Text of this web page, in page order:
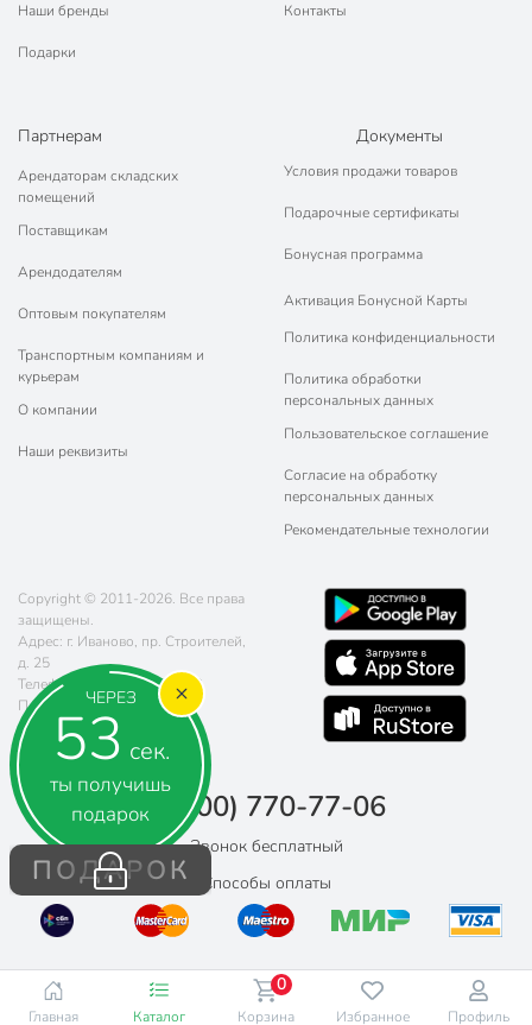
ЧЕРЕЗ
51 сек.
ты получишь
подарок
ПОДАРОК
Наши бренды
Подарки
Контакты
Партнерам
Арендаторам складских
помещений
Поставщикам
Арендодателям
Оптовым покупателям
Транспортным компаниям и
курьерам
О компании
Наши реквизиты
Документы
Условия продажи товаров
Подарочные сертификаты
Бонусная программа
Активация Бонусной Карты
Политика конфиденциальности
Политика обработки
персональных данных
Пользовательское соглашение
Согласие на обработку
персональных данных
Рекомендательные технологии
Copyright © 2011-2026. Все права
защищены.
Адрес: г. Иваново, пр. Строителей,
д. 25
Телефон:
8 (800) 770-77-06
Почта:
sales@poryadok.ru
8 (800) 770-77-06
Звонок бесплатный
Способы оплаты
Главная Каталог Корзина
0
Избранное Профиль